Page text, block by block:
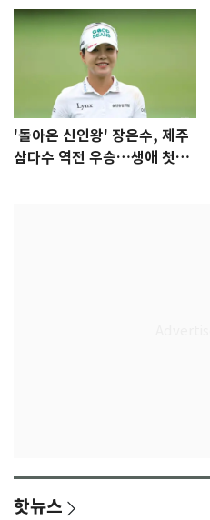
'돌아온 신인왕' 장은수, 제주
삼다수 역전 우승…생애 첫승
핫뉴스